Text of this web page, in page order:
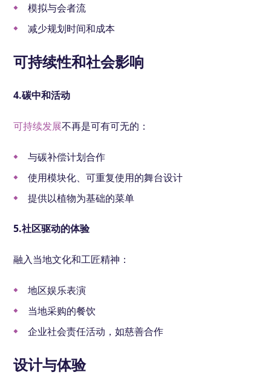
模拟与会者流
减少规划时间和成本
可持续性和社会影响
4.碳中和活动
可持续发展不再是可有可无的：
与碳补偿计划合作
使用模块化、可重复使用的舞台设计
提供以植物为基础的菜单
5.社区驱动的体验
融入当地文化和工匠精神：
地区娱乐表演
当地采购的餐饮
企业社会责任活动，如慈善合作
设计与体验